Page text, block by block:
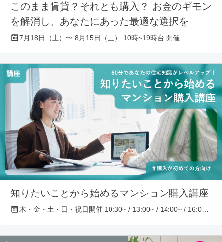
このまま賃貸？それとも購入？ お金のギモン
を解消し、あなたにあった最適な選択を
7月18日（土）〜 8月15日（土） 10時~19時台 開催
知りたいことから始めるマンション購入講座